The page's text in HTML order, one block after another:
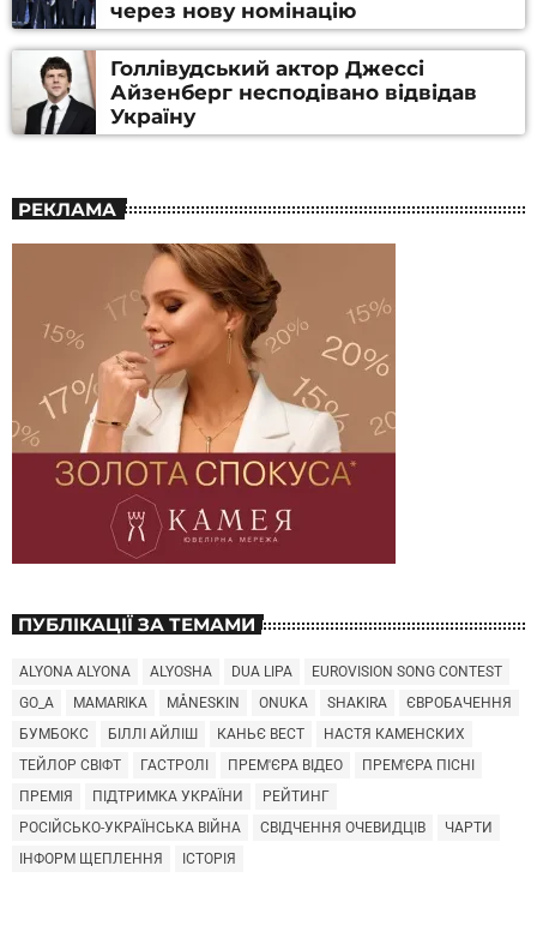
через нову номінацію
Голлівудський актор Джессі
Айзенберг несподівано відвідав
Україну
РЕКЛАМА
ПУБЛІКАЦІЇ ЗА ТЕМАМИ
ALYONA ALYONA ALYOSHA DUA LIPA
EUROVISION SONG CONTEST
GO_A
MAMARIKA MÅNESKIN ONUKA SHAKIRA
ЄВРОБАЧЕННЯ
БУМБОКС
БІЛЛІ АЙЛІШ КАНЬЄ ВЕСТ
НАСТЯ КАМЕНСКИХ
ТЕЙЛОР СВІФТ
ГАСТРОЛІ ПРЕМ'ЄРА ВІДЕО
ПРЕМ'ЄРА ПІСНІ
ПРЕМІЯ
ПІДТРИМКА УКРАЇНИ
РЕЙТИНГ
РОСІЙСЬКО-УКРАЇНСЬКА ВІЙНА
СВІДЧЕННЯ ОЧЕВИДЦІВ
ЧАРТИ
ІНФОРМ ЩЕПЛЕННЯ
ІСТОРІЯ